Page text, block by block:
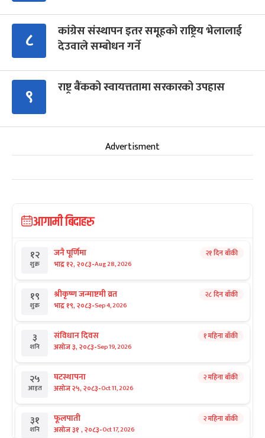
८
कांग्रेस संस्थापन इतर समूहको राष्ट्रिय भेलालाई
देउवाले सम्बोधन गर्ने
९ राष्ट्र बैंकको स्वायत्ततामा सरकारको उपहास
Advertisment
आगामी बिदाहरु
१२
शुक्र
जनै पूर्णिमा
भाद्र १२, २०८३-Aug 28, 2026
२१ दिन बाँकी
१९
शुक्र
श्रीकृष्ण जन्माष्टमी व्रत
भाद्र १९, २०८३-Sep 4, 2026
२८ दिन बाँकी
३
शनि
संविधान दिवस
असोज ३, २०८३-Sep 19, 2026
१ महिना बाँकी
२५
आइत
घटस्थापना
असोज २५, २०८३-Oct 11, 2026
२ महिना बाँकी
३१
शनि
फूलपाती
असोज ३१ , २०८३-Oct 17, 2026
२ महिना बाँकी